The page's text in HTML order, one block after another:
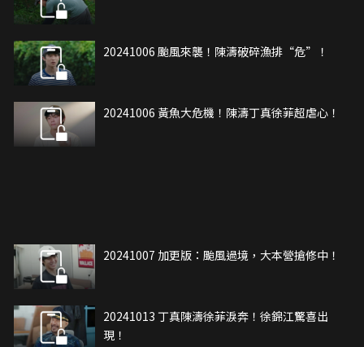
20241006 颱風來襲！陳濤破碎漁排“危”！
20241006 黃魚大危機！陳濤丁真徐菲超虐心！
20241007 加更版：颱風過境，大本營搶修中！
20241013 丁真陳濤徐菲淚奔！徐錦江驚喜出
現！